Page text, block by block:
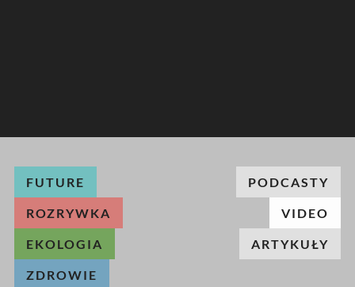
FUTURE
ROZRYWKA
EKOLOGIA
ZDROWIE
PODCASTY
VIDEO
ARTYKUŁY